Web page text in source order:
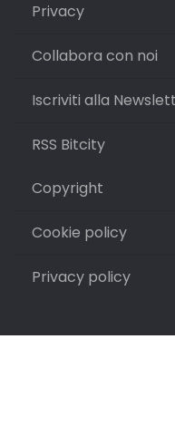
Privacy
Collabora con noi
Iscriviti alla
RSS Bitcity
Copyright
Cookie policy
Privacy policy